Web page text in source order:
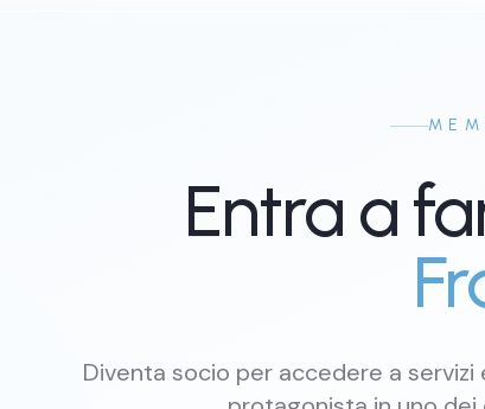
Entra a
Diventa socio per accedere a